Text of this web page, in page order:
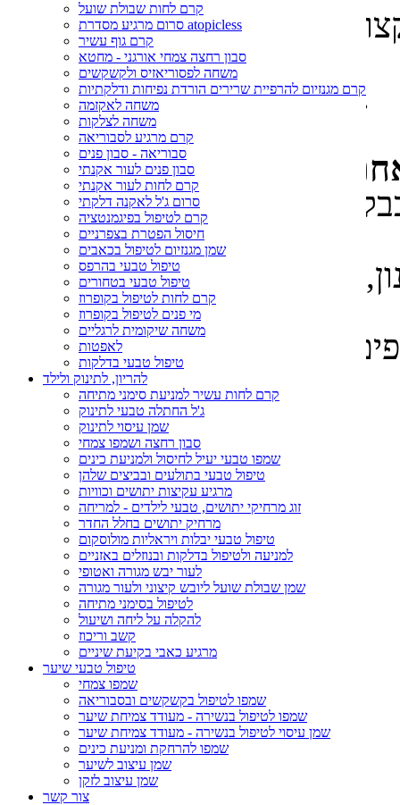
קרם לחות שבולת שועל
סרום מרגיע מסדרת atopicless
קרם גוף עשיר
סבון רחצה צמחי אורגני - מחטא
משחה לפסוריאזיס ולקשקשים
קרם מגנזיום להרפיית שרירים הורדת נפיחות ודלקתיות
משחה לאקזמה
משחה לצלקות
קרם מרגיע לסבוריאה
סבוריאה - סבון פנים
סבון פנים לעור אקנתי
קרם לחות לעור אקנתי
סרום ג'ל לאקנה דלקתי
קרם לטיפול בפיגמנטציה
חיסול הפטרת בצפרניים
שמן מגנזיום לטיפול בכאבים
טיפול טבעי בהרפס
טיפול טבעי בטחורים
קרם לחות לטיפול בקופרוז
מי פנים לטיפול בקופרוז
משחה שיקומית לרגליים
לאפטות
טיפול טבעי בדלקות
להריון, לתינוק ולילד
קרם לחות עשיר למניעת סימני מתיחה
ג'ל החתלה טבעי לתינוק
שמן עיסוי לתינוק
סבון רחצה ושמפו צמחי
שמפו טבעי יעיל לחיסול ולמניעת כינים
טיפול טבעי בתולעים ובביצים שלהן
מרגיע עקיצות יתושים וכוויות
זוג מרחיקי יתושים, טבעי לילדים - למריחה
מרחיק יתושים בחלל החדר
טיפול טבעי יבלות ויראליות מולוסקום
למניעה ולטיפול בדלקות ובנוזלים באזניים
לעור יבש מגורה ואטופי
שמן שבולת שועל ליובש קיצוני ולעור מגורה
לטיפול בסימני מתיחה
להקלה על ליחה ושיעול
קשב וריכוז
מרגיע כאבי בקיעת שיניים
טיפול טבעי שיער
שמפו צמחי
שמפו לטיפול בקשקשים ובסבוריאה
שמפו לטיפול בנשירה - מעודד צמיחת שיער
שמן עיסוי לטיפול בנשירה - מעודד צמיחת שיער
שמפו להרחקת ומניעת כינים
שמן עיצוב לשיער
שמן עיצוב לזקן
צור קשר
סימוכין, הסברים וטיפים
לשימושים.
חוזרת בקרוב עם הממצאים.
למה זה טוב?
הרגעת עור שסובל מקופרוז
אשמח לשמוע. אין לכם?